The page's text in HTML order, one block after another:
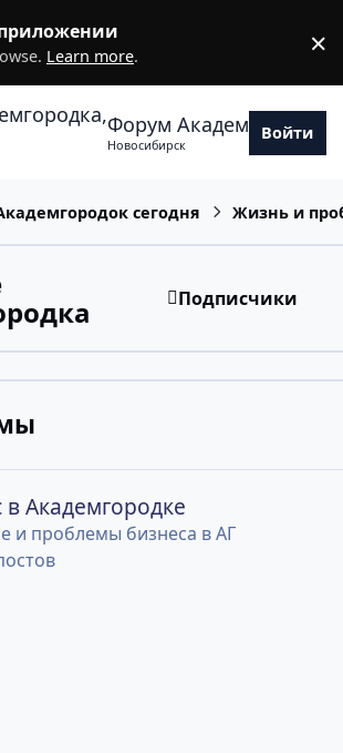
Learn more. ×
Форум Академгородка
Новосибирск
Войти
сегодня Жизнь и
Подписчики
в Академгородке
и проблемы бизнеса в АГ